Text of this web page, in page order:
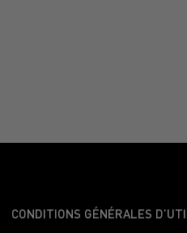
CONDITIONS GÉNÉRALES